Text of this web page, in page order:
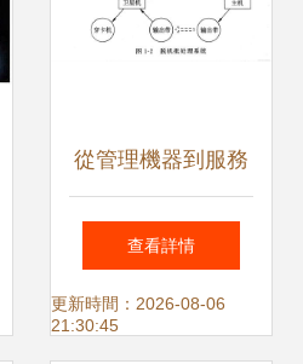
從管理機器到服務
眾生 計算機操作系
統的發展與服務革
查看詳情
更新時間：2026-08-06
21:30:45